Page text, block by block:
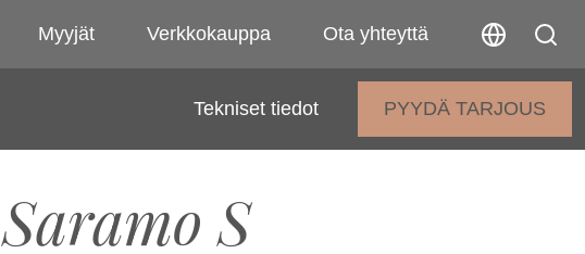
Myyjät Verkkokauppa Ota yhteyttä
Tekniset tiedot PYYDÄ TARJOUS
Saramo S